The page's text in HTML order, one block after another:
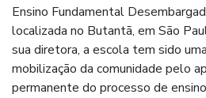
Ensino Fundamental
localizada no Butantã, em São
sua diretora, a escola tem sido
mobilização da comunidade pelo
permanente do processo de